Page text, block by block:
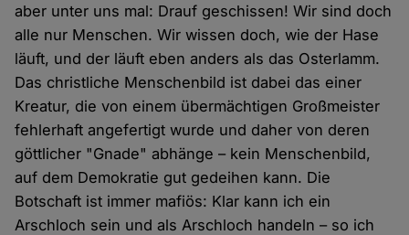
aber unter uns mal: Drauf geschissen! Wir sind doch
alle nur Menschen. Wir wissen doch, wie der Hase
läuft, und der läuft eben anders als das Osterlamm.
Das christliche Menschenbild ist dabei das einer
Kreatur, die von einem übermächtigen Großmeister
fehlerhaft angefertigt wurde und daher von deren
göttlicher "Gnade" abhänge – kein Menschenbild,
auf dem Demokratie gut gedeihen kann. Die
Botschaft ist immer mafiös: Klar kann ich ein
Arschloch sein und als Arschloch handeln – so ich